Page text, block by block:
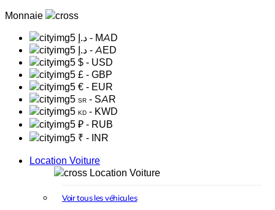
Monnaie
د.إ - MAD
د.إ - AED
$ - USD
£ - GBP
€ - EUR
SR - SAR
KD - KWD
₽ - RUB
₹ - INR
Location Voiture
Location Voiture
Voir tous les véhicules